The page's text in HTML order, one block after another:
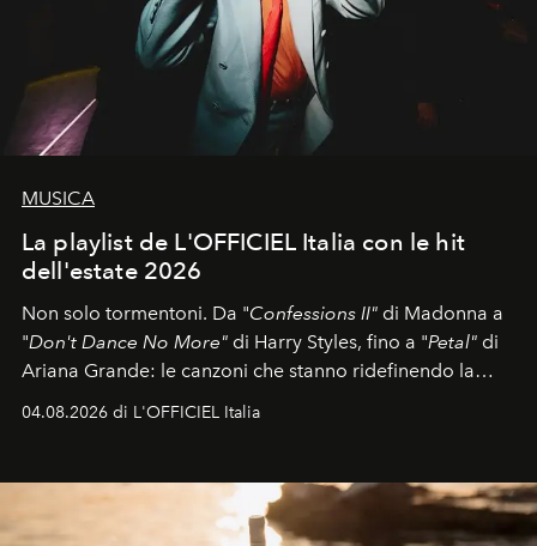
MUSICA
La playlist de L'OFFICIEL Italia con le hit
dell'estate 2026
Non solo tormentoni. Da "Confessions II" di Madonna a
"Don't Dance No More" di Harry Styles, fino a "Petal" di
Ariana Grande: le canzoni che stanno ridefinendo la
colonna sonora della stagione.
04.08.2026 di L'OFFICIEL Italia